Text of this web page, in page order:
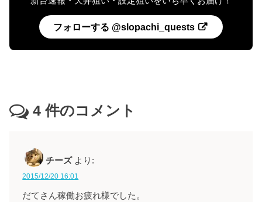
フォローする @slopachi_quests
4 件のコメント
チーズ より:
2015/12/20 16:01
だてさん稼働お疲れ様でした。